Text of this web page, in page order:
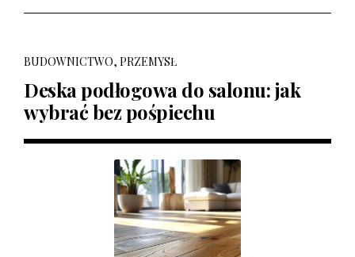
BUDOWNICTWO, PRZEMYSŁ
Deska podłogowa do salonu: jak
wybrać bez pośpiechu